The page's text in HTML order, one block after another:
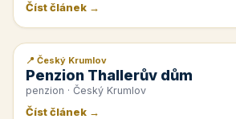
Číst článek →
📰 PR článek
📍 Český Krumlov
Penzion Thallerův dům
penzion · Český Krumlov
Číst článek →